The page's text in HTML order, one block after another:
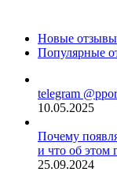
Новые отзывы
Популярные
telegram
10.05.2025
Почему
и что об этом
25.09.2024